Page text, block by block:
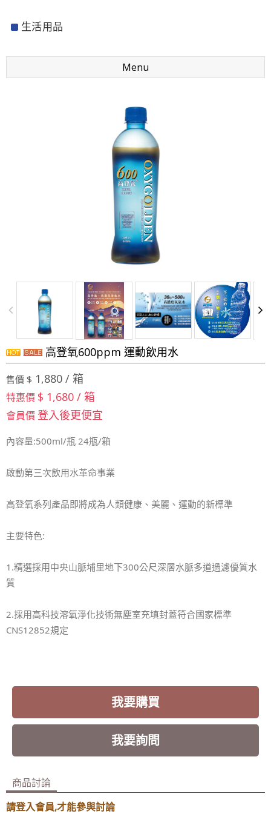
生活用品
Menu
高登氧600ppm 運動飲用水
售價 $ 1,880 / 箱
特惠價 $ 1,680 / 箱
會員價登入後更便宜
內容量:500ml/瓶 24瓶/箱
啟動第三次飲用水革命事業
高登氧系列產品即將成為人類健康、美麗、運動的新標準
主要特色:
1.精選採用中央山脈埔里地下300公尺深層水脈多道過濾優質水
質
2.採用高科技溶氧淨化技術無塵室充填封蓋符合國家標準
CNS12852規定
我要購買
我要詢問
商品討論
請登入會員,才能參與討論